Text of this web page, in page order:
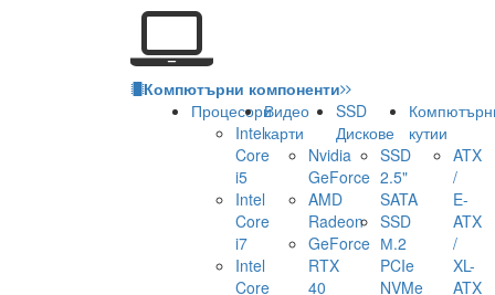
Компютърни компоненти
Процесори
Intel
Core
i5
Intel
Core
i7
Intel
Core
Видео
карти
Nvidia
GeForce
AMD
Radeon
GeForce
RTX
40
SSD
Дискове
SSD
2.5"
SATA
SSD
М.2
PCIe
NVMe
кутии
ATX
/
E-
ATX
/
XL-
ATX